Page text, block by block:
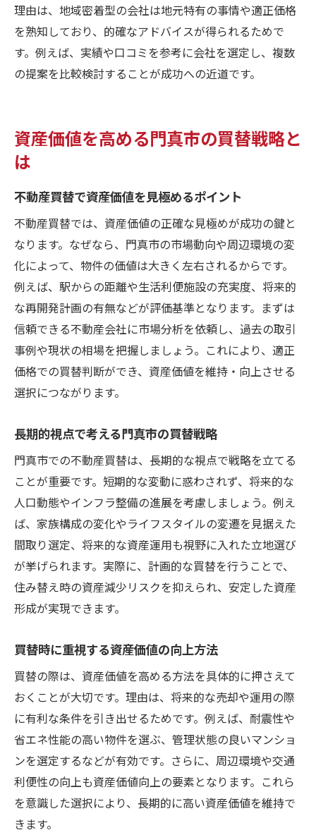
理由は、地域密着型の会社は地元特有の事情や適正価格
を熟知しており、的確なアドバイスが得られるためで
す。例えば、実績や口コミを参考に会社を選定し、複数
の提案を比較検討することが成功への近道です。
資産価値を高める門真市の買替戦略と
は
不動産買替で資産価値を見極めるポイント
不動産買替では、資産価値の正確な見極めが成功の鍵と
なります。なぜなら、門真市の市場動向や周辺環境の変
化によって、物件の価値は大きく左右されるからです。
例えば、駅からの距離や生活利便施設の充実度、将来的
な再開発計画の有無などが評価基準となります。まずは
信頼できる不動産会社に市場分析を依頼し、過去の取引
事例や現状の相場を把握しましょう。これにより、適正
価格での買替判断ができ、資産価値を維持・向上させる
選択につながります。
長期的視点で考える門真市の買替戦略
門真市での不動産買替は、長期的な視点で戦略を立てる
ことが重要です。短期的な変動に惑わされず、将来的な
人口動態やインフラ整備の進展を考慮しましょう。例え
ば、家族構成の変化やライフスタイルの変遷を見据えた
間取り選定、将来的な資産運用も視野に入れた立地選び
が挙げられます。実際に、計画的な買替を行うことで、
住み替え時の資産減少リスクを抑えられ、安定した資産
形成が実現できます。
買替時に重視する資産価値の向上方法
買替の際は、資産価値を高める方法を具体的に押さえて
おくことが大切です。理由は、将来的な売却や運用の際
に有利な条件を引き出せるためです。例えば、耐震性や
省エネ性能の高い物件を選ぶ、管理状態の良いマンショ
ンを選定するなどが有効です。さらに、周辺環境や交通
利便性の向上も資産価値向上の要素となります。これら
を意識した選択により、長期的に高い資産価値を維持で
きます。